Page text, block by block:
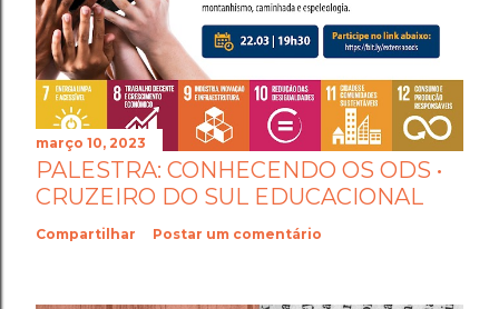
março 10, 2023
PALESTRA: CONHECENDO OS ODS •
CRUZEIRO DO SUL EDUCACIONAL
Compartilhar Postar um comentário